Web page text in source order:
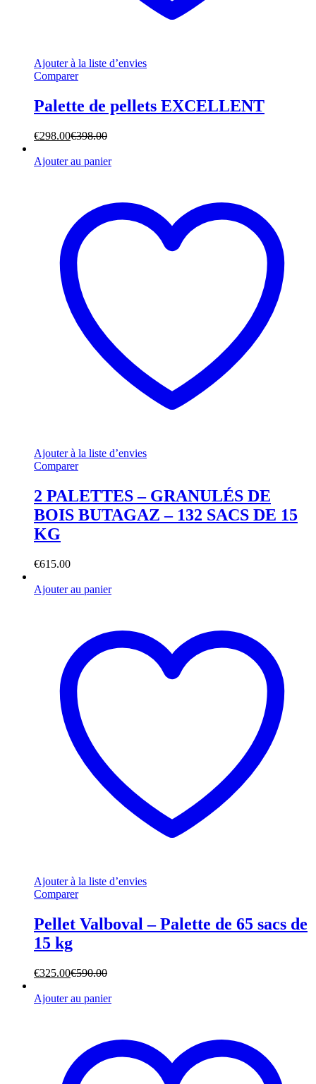
Ajouter à la liste d’envies
Comparer
Palette de pellets EXCELLENT
€298.00€398.00
Ajouter au panier
Ajouter à la liste d’envies
Comparer
2 PALETTES – GRANULÉS DE
BOIS BUTAGAZ – 132 SACS DE 15
KG
€615.00
Ajouter au panier
Ajouter à la liste d’envies
Comparer
Pellet Valboval – Palette de 65 sacs de
15 kg
€325.00€590.00
Ajouter au panier